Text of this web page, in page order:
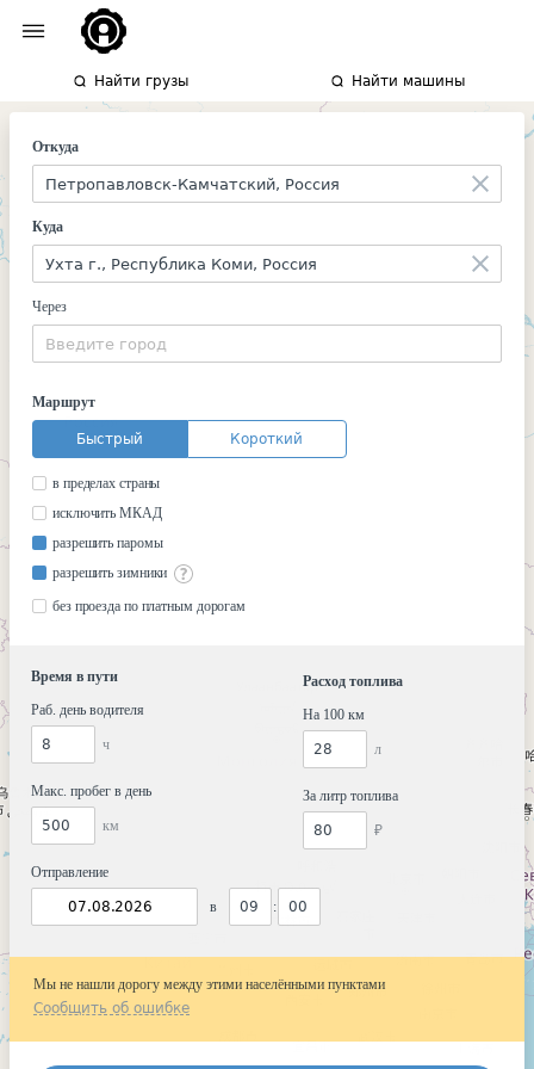
Найти грузы Найти машины
Откуда
Куда
Через
Маршрут
Быстрый Короткий
в пределах страны
исключить МКАД
разрешить паромы
разрешить зимники
без проезда по платным дорогам
Время в пути
Раб. день водителя
ч
Макс. пробег в день
км
Отправление
в :
Расход топлива
На 100 км
л
За литр топлива
₽
Мы не нашли дорогу между этими населёнными пунктами
Сообщить об ошибке